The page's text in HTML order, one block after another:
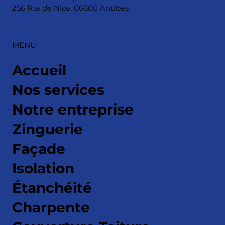
256 Rte de Nice, 06600 Antibes
MENU
Accueil
Nos services
Notre entreprise
Zinguerie
Façade
Isolation
Étanchéité
Charpente